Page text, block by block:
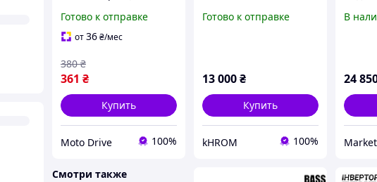
Готово к отправке
от36₴/мес
361 ₴
380 ₴
Купить
Moto Drive 100%
Готово к отправке
13 000₴
Купить
kHROM 100%
В
24
Смотри также